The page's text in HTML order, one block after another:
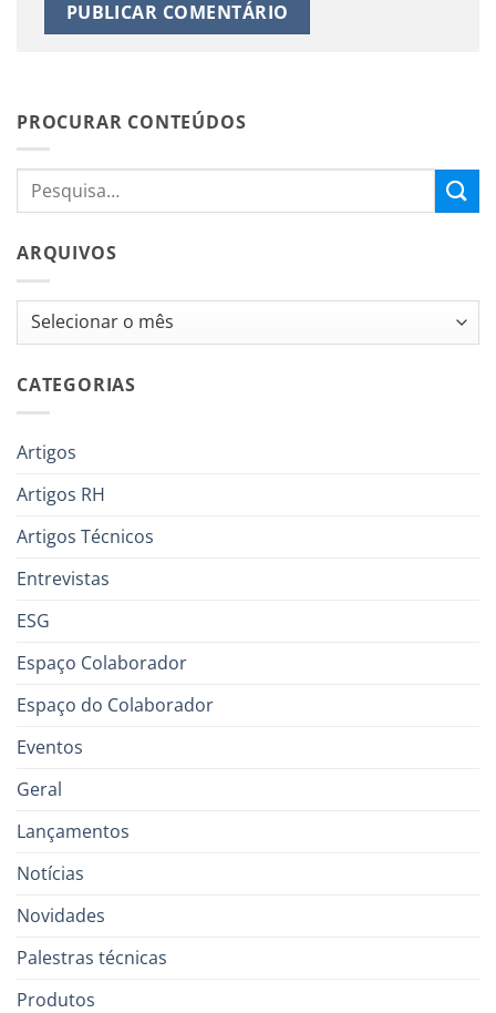
PROCURAR CONTEÚDOS
ARQUIVOS
Arquivos
CATEGORIAS
Artigos
Artigos RH
Artigos Técnicos
Entrevistas
ESG
Espaço Colaborador
Espaço do Colaborador
Eventos
Geral
Lançamentos
Notícias
Novidades
Palestras técnicas
Produtos